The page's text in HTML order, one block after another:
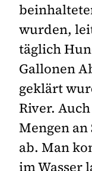
wurden,
täglich
Gallonen
geklärt
River.
Mengen an
ab. Man
im Wasser